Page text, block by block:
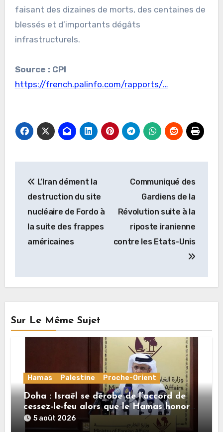
faisant des dizaines de morts, des centaines de
blessés et d’importants dégâts
infrastructurels.
Source : CPI
https://french.palinfo.com/rapports/…
de
l’article
L’Iran dément la
destruction du site
nucléaire de Fordo à
la suite des frappes
américaines
Communiqué des
Gardiens de la
Révolution suite à la
riposte iranienne
contre les Etats-Unis
Sur Le Même Sujet
Hamas Palestine Proche-Orient
Doha : Israël se dérobe de l’accord de
cessez-le-feu alors que le Hamas honore
ses engagements
5 août 2026